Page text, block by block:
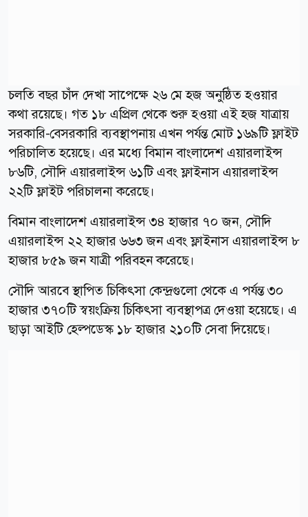
চলতি বছর চাঁদ দেখা সাপেক্ষে ২৬ মে হজ অনুষ্ঠিত হওয়ার
কথা রয়েছে। গত ১৮ এপ্রিল থেকে শুরু হওয়া এই হজ যাত্রায়
সরকারি-বেসরকারি ব্যবস্থাপনায় এখন পর্যন্ত মোট ১৬৯টি ফ্লাইট
পরিচালিত হয়েছে। এর মধ্যে বিমান বাংলাদেশ এয়ারলাইন্স
৮৬টি, সৌদি এয়ারলাইন্স ৬১টি এবং ফ্লাইনাস এয়ারলাইন্স
২২টি ফ্লাইট পরিচালনা করেছে।
বিমান বাংলাদেশ এয়ারলাইন্স ৩৪ হাজার ৭০ জন, সৌদি
এয়ারলাইন্স ২২ হাজার ৬৬৩ জন এবং ফ্লাইনাস এয়ারলাইন্স ৮
হাজার ৮৫৯ জন যাত্রী পরিবহন করেছে।
সৌদি আরবে স্থাপিত চিকিৎসা কেন্দ্রগুলো থেকে এ পর্যন্ত ৩০
হাজার ৩৭০টি স্বয়ংক্রিয় চিকিৎসা ব্যবস্থাপত্র দেওয়া হয়েছে। এ
ছাড়া আইটি হেল্পডেস্ক ১৮ হাজার ২১০টি সেবা দিয়েছে।